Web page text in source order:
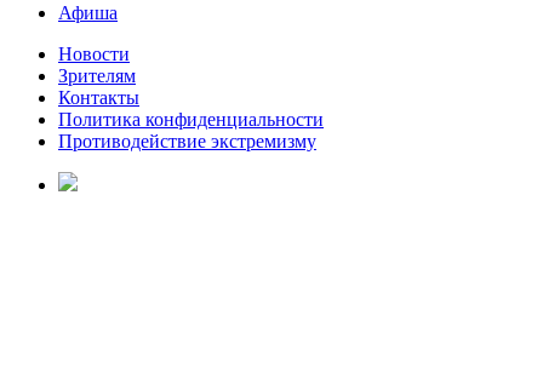
Афиша
Новости
Зрителям
Контакты
Политика конфиденциальности
Противодействие экстремизму